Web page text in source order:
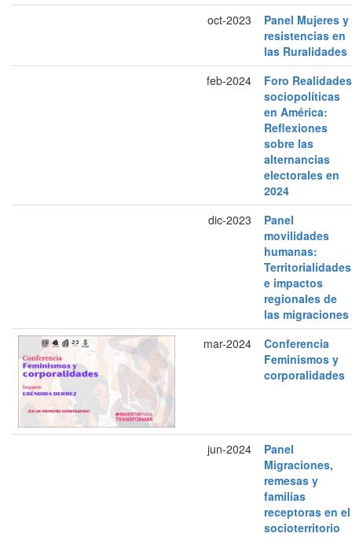
oct-2023
Panel Mujeres y
resistencias en
las Ruralidades
feb-2024
Foro Realidades
sociopolíticas
en América:
Reflexiones
sobre las
alternancias
electorales en
2024
dic-2023
Panel
movilidades
humanas:
Territorialidades
e impactos
regionales de
las migraciones
mar-2024
Conferencia
Feminismos y
corporalidades
jun-2024
Panel
Migraciones,
remesas y
familias
receptoras en el
socioterritorio